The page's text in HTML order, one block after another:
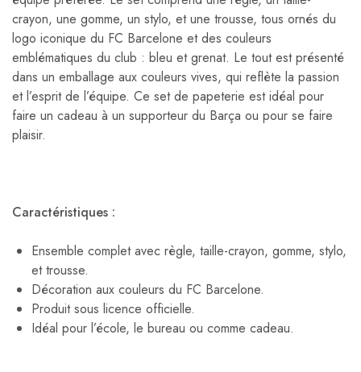
crayon, une gomme, un stylo, et une trousse, tous ornés du
logo iconique du FC Barcelone et des couleurs
emblématiques du club : bleu et grenat. Le tout est présenté
dans un emballage aux couleurs vives, qui reflète la passion
et l’esprit de l’équipe. Ce set de papeterie est idéal pour
faire un cadeau à un supporteur du Barça ou pour se faire
plaisir.
Caractéristiques :
Ensemble complet avec règle, taille-crayon, gomme, stylo,
et trousse.
Décoration aux couleurs du FC Barcelone.
Produit sous licence officielle.
Idéal pour l’école, le bureau ou comme cadeau.